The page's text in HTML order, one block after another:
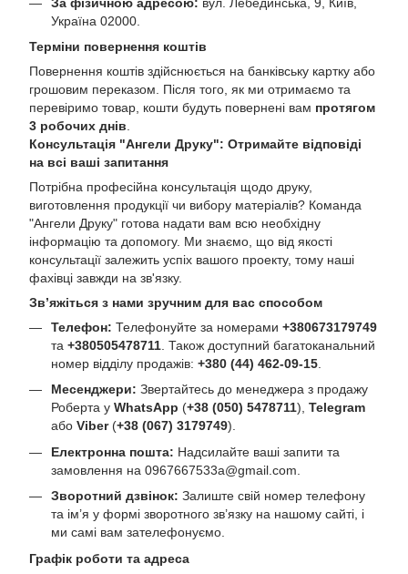
Україна 02000.
Терміни повернення коштів
Повернення коштів здійснюється на банківську картку або
грошовим переказом. Після того, як ми отримаємо та
перевіримо товар, кошти будуть повернені вам протягом
3 робочих днів
Консультація "Ангели Друку": Отримайте відповіді
на всі ваші запитання
Потрібна професійна консультація щодо друку,
виготовлення продукції чи вибору матеріалів? Команда
"Ангели Друку" готова надати вам всю необхідну
інформацію та допомогу. Ми знаємо, що від якості
консультації залежить успіх вашого проекту, тому наші
фахівці завжди на зв'язку.
Зв’яжіться з нами зручним для вас способом
Телефон: Телефонуйте за номерами +380673179749
та +380505478711 . Також доступний багатоканальний
номер відділу продажів: +380 (44) 462-09-15
Месенджери: Звертайтесь до менеджера з продажу
Роберта у WhatsApp (+38 (050) 5478711), Telegram
або Viber(+38 (067) 3179749).
Електронна пошта: Надсилайте ваші запити та
замовлення на 0967667533a@gmail.com
Зворотний дзвінок: Залиште свій номер телефону
та ім’я у формі зворотного зв’язку на нашому сайті, і
ми самі вам зателефонуємо.
Графік роботи та адреса